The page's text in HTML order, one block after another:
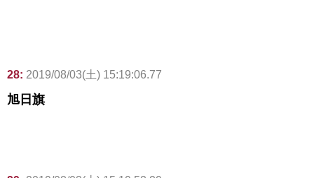
28: 2019/08/03(土) 15:19:06.77
旭日旗